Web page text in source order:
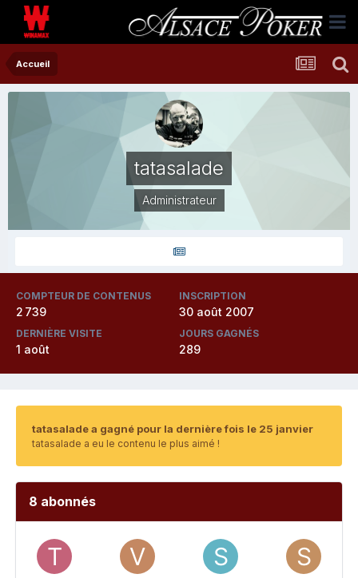
Accueil
tatasalade
Administrateur
COMPTEUR DE CONTENUS
2 739
INSCRIPTION
30 août 2007
DERNIÈRE VISITE
1 août
JOURS GAGNÉS
289
tatasalade a gagné pour la dernière fois le 25 janvier
tatasalade a eu le contenu le plus aimé !
8 abonnés